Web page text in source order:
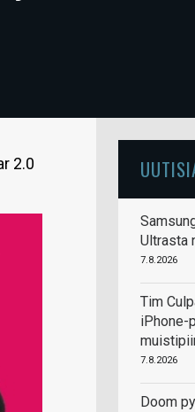
2.0
Ultrasta
7.8.2026
Tim
iPhone-
7.8.2026
Doom